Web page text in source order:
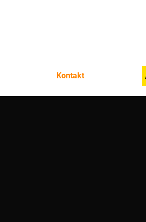
Kontakt